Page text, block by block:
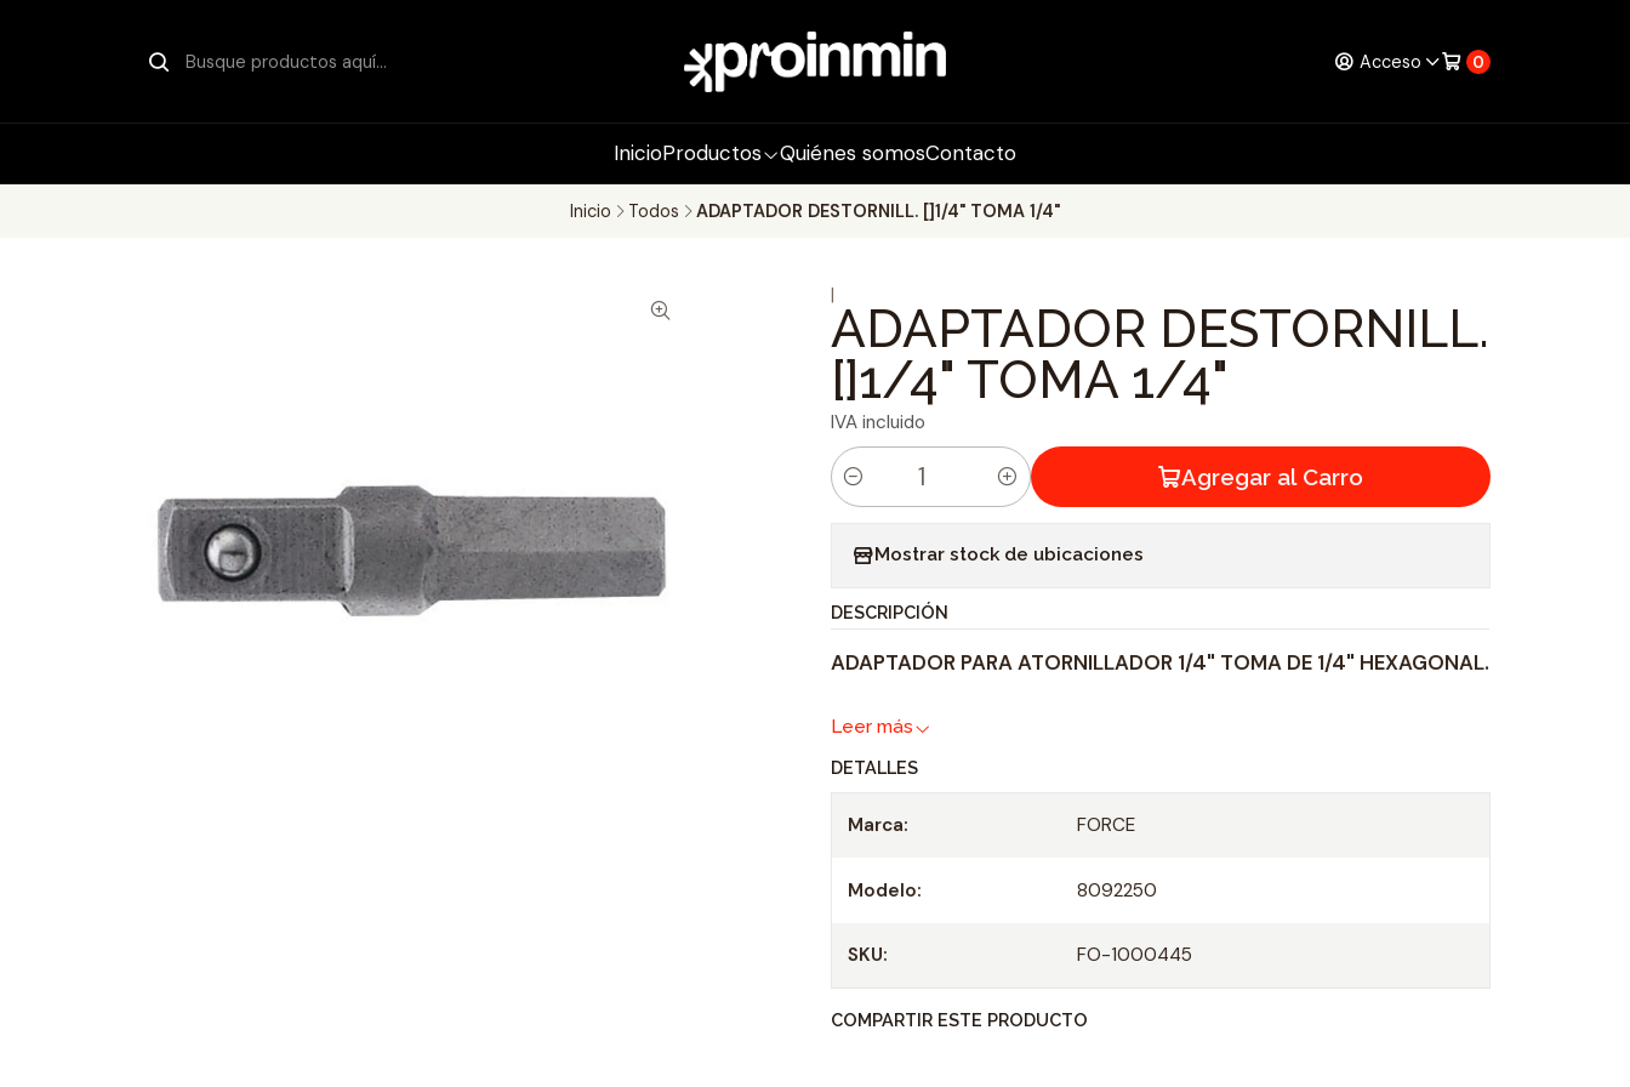
Acceso 0
InicioProductos Quiénes somosContacto
Inicio Todos ADAPTADOR DESTORNILL. []1/4" TOMA 1/4"
|
ADAPTADOR DESTORNILL.
[]1/4" TOMA 1/4"
IVA incluido
C
i
d
d
Agregar al Carro
Mostrar stock de ubicaciones
DESCRIPCIÓN
ADAPTADOR PARA ATORNILLADOR 1/4" TOMA DE 1/4" HEXAGONAL.
Leer más
DETALLES
Marca: FORCE
Modelo: 8092250
SKU: FO-1000445
COMPARTIR ESTE PRODUCTO